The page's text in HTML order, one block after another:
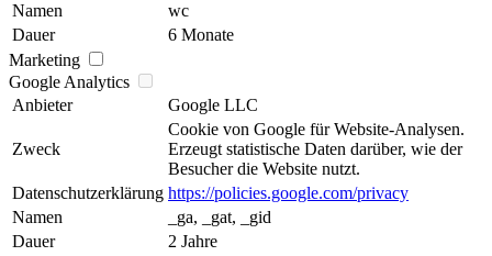
Namen
wc
Dauer
6 Monate
Marketing
Google Analytics
Anbieter
Google LLC
Zweck
Cookie von Google für Website-Analysen.
Erzeugt statistische Daten darüber, wie der
Besucher die Website nutzt.
Datenschutzerklärung https://policies.google.com/privacy
Namen
_ga, _gat, _gid
Dauer
2 Jahre